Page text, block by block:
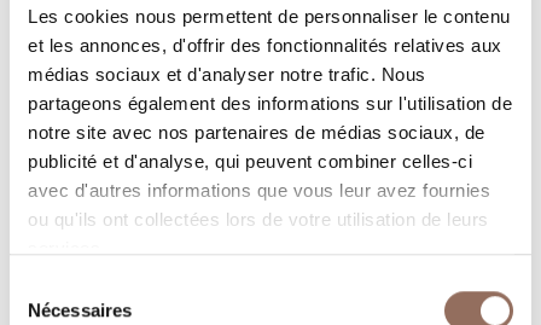
Les cookies nous permettent de personnaliser le contenu
et les annonces, d'offrir des fonctionnalités relatives aux
médias sociaux et d'analyser notre trafic. Nous
partageons également des informations sur l'utilisation de
notre site avec nos partenaires de médias sociaux, de
publicité et d'analyse, qui peuvent combiner celles-ci
avec d'autres informations que vous leur avez fournies
ou qu'ils ont collectées lors de votre utilisation de leurs
Nécessaires
Monferrato
Termebike
Via alle fontane, 119, Agliano Terme (AT)
+39 3201824164- termebike@gmail.com-Site web
En savoir plus